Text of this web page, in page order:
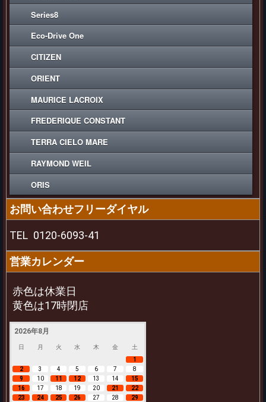
Series8
Eco-Drive One
CITIZEN
ORIENT
MAURICE LACROIX
FREDERIQUE CONSTANT
TERRA CIELO MARE
RAYMOND WEIL
ORIS
お問い合わせフリーダイヤル
TEL 0120-6093-41
営業カレンダー
赤色は休業日
黄色は17時閉店
2026年8月
日 月 火 水 木 金
土
1
2
3 4 5 6 7
8
9
10 11 12 13 14
15
16
17 18 19 20 21
22
23
24 25 26 27 28
29